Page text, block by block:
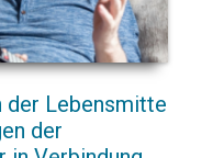
der Lebensmitte
der